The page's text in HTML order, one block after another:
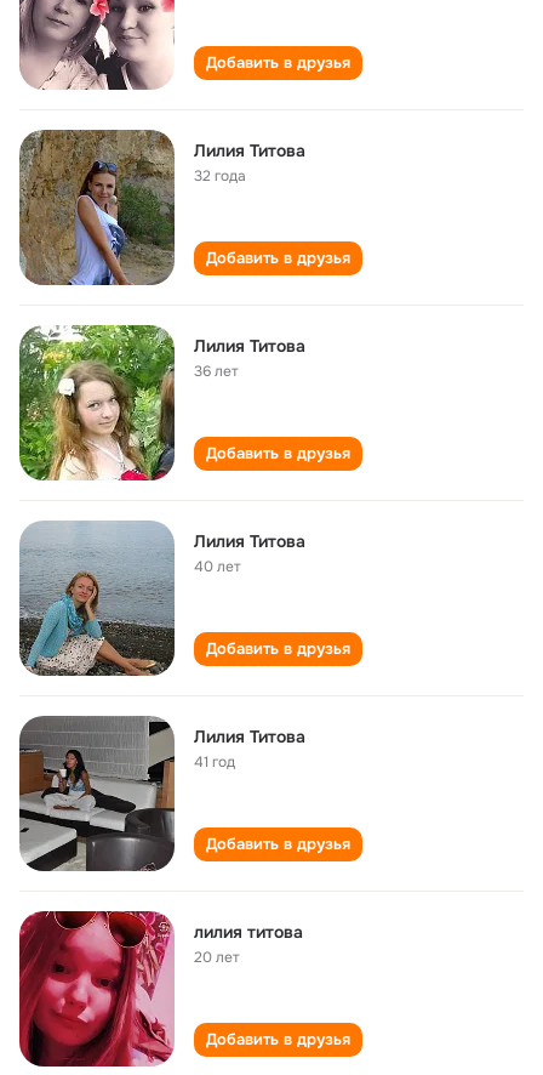
Добавить в друзья
Лилия Титова
32 года
Добавить в друзья
Лилия Титова
36 лет
Добавить в друзья
Лилия Титова
40 лет
Добавить в друзья
Лилия Титова
41 год
Добавить в друзья
лилия титова
20 лет
Добавить в друзья